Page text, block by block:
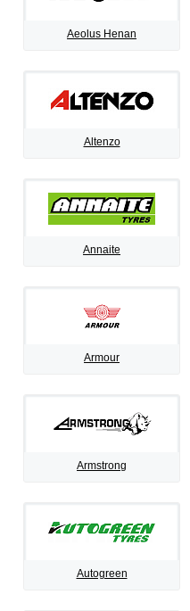
Aeolus Henan
Altenzo
Annaite
Armour
Armstrong
Autogreen